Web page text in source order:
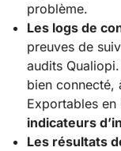
problème.
Les logs de
preuves de
audits
bien connecté,
Exportables en
indicateurs
Les résultats